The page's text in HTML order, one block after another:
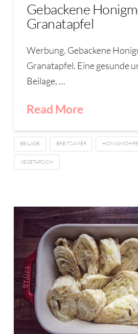
Gebackene
Granatapfel
Werbung. Gebackene
Granatapfel. Eine gesunde
Beilage, …
Read More
BEILAGE BREITSAMER
VEGETARSICH